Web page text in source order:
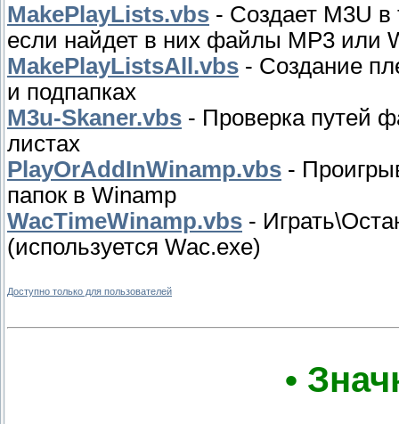
MakePlayLists.vbs - Создает M3U
если найдет в них файлы MP3 или
MakePlayListsAll.vbs - Создание
и подпапках
M3u-Skaner.vbs - Проверка путей
листах
PlayOrAddInWinamp.vbs -
папок в Winamp
WacTimeWinamp.vbs -
(используется Wac.exe)
Доступно только для пользователей
•